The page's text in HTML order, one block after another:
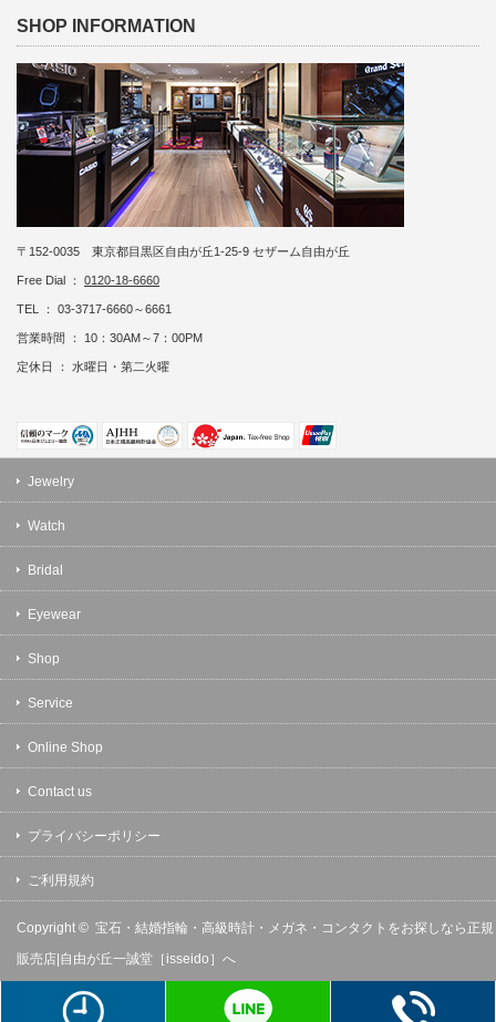
SHOP INFORMATION
〒152-0035 東京都目黒区自由が丘1-25-9 セザーム自由が丘
Free Dial ： 0120-18-6660
TEL ： 03-3717-6660～6661
営業時間 ： 10：30AM～7：00PM
定休日 ： 水曜日・第二火曜
Jewelry
Watch
Bridal
Eyewear
Shop
Service
Online Shop
Contact us
プライバシーポリシー
ご利用規約
Copyright © 宝石・結婚指輪・高級時計・メガネ・コンタクトをお探しなら正規
販売店|自由が丘一誠堂［isseido］へ